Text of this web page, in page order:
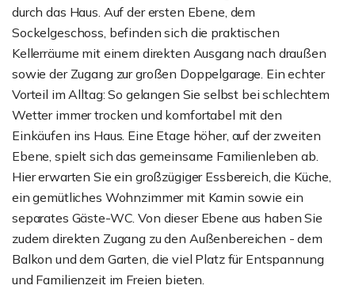
durch das Haus. Auf der ersten Ebene, dem
Sockelgeschoss, befinden sich die praktischen
Kellerräume mit einem direkten Ausgang nach draußen
sowie der Zugang zur großen Doppelgarage. Ein echter
Vorteil im Alltag: So gelangen Sie selbst bei schlechtem
Wetter immer trocken und komfortabel mit den
Einkäufen ins Haus. Eine Etage höher, auf der zweiten
Ebene, spielt sich das gemeinsame Familienleben ab.
Hier erwarten Sie ein großzügiger Essbereich, die Küche,
ein gemütliches Wohnzimmer mit Kamin sowie ein
separates Gäste-WC. Von dieser Ebene aus haben Sie
zudem direkten Zugang zu den Außenbereichen - dem
Balkon und dem Garten, die viel Platz für Entspannung
und Familienzeit im Freien bieten.